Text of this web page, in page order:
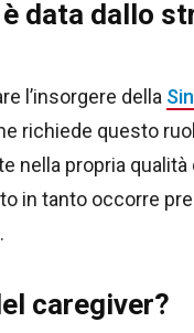
data dallo
l’insorgere della
richiede questo
nella propria
in tanto occorre
caregiver?